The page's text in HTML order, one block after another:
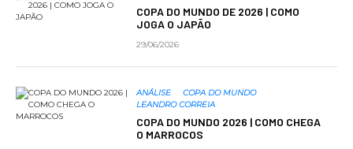
COPA DO MUNDO DE 2026 | COMO
JOGA O JAPÃO
29/06/2026
ANÁLISE
COPA DO MUNDO
LEANDRO CORREIA
COPA DO MUNDO 2026 | COMO CHEGA
O MARROCOS